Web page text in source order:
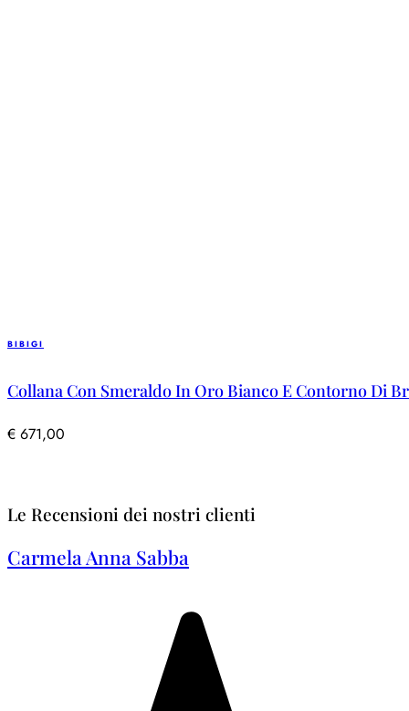
BIBIGI
Collana Con Smeraldo In Oro Bianco E Contorno Di
€ 671,00
Le Recensioni dei nostri clienti
Carmela Anna Sabba